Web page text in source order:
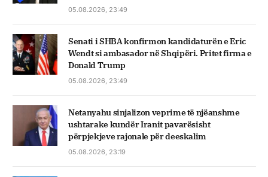
05.08.2026, 23:49
Senati i SHBA konfirmon kandidaturën e Eric
Wendt si ambasador në Shqipëri. Pritet firma e
Donald Trump
05.08.2026, 23:49
Netanyahu sinjalizon veprime të njëanshme
ushtarake kundër Iranit pavarësisht
përpjekjeve rajonale për deeskalim
05.08.2026, 23:19